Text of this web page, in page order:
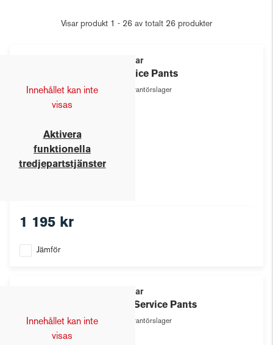
Visar produkt 1 - 26 av totalt 26 produkter
Innehållet kan inte
visas
Aktivera
funktionella
tredjepartstjänster
Texstar
Service Pants
Leverantörslager
1 195 kr
Jämför
Innehållet kan inte
visas
Texstar
W's Service Pants
Leverantörslager